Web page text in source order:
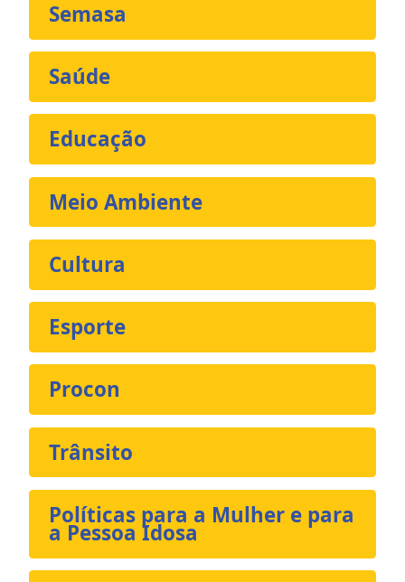
Semasa
Saúde
Educação
Meio Ambiente
Cultura
Esporte
Procon
Trânsito
Políticas para a Mulher e para
a Pessoa Idosa